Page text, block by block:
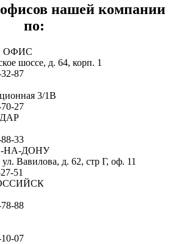
нашей компании
по:
ОФИС
шоссе, д. 64, корп. 1
87
3/1В
27
33
НА-ДОНУ
Вавилова, д. 62, стр Г, оф. 11
51
88
07